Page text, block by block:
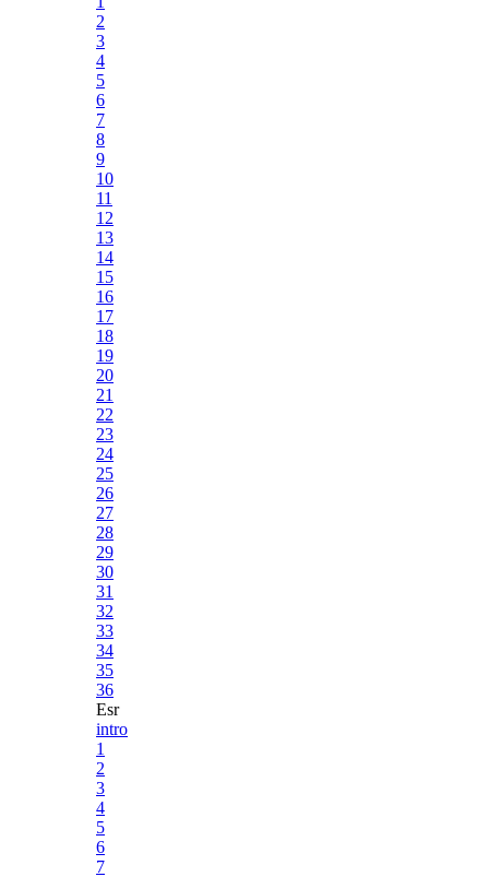
2
3
4
5
6
7
8
9
10
11
12
13
14
15
16
17
18
19
20
21
22
23
24
25
26
27
28
29
30
31
32
33
34
35
36
Esr
intro
1
2
3
4
5
6
7